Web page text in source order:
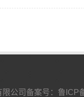
公司备案号： 鲁ICP